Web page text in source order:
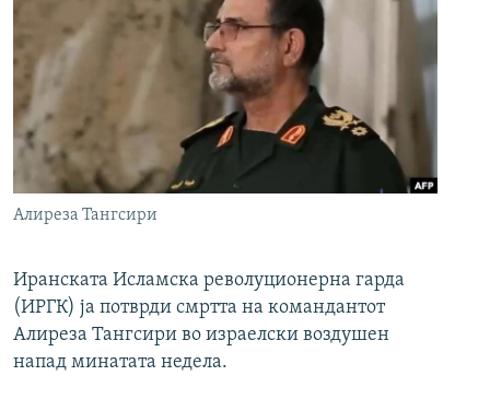
Алиреза Тангсири
Иранската Исламска револуционерна гарда
(ИРГК) ја потврди смртта на командантот
Алиреза Тангсири во израелски воздушен
напад минатата недела.